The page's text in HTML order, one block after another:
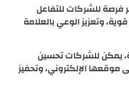
للشركات للتفاعل
وتعزيز الوعي بالعلامة
يمكن للشركات تحسين
موقعها الإلكتروني، وتحفيز